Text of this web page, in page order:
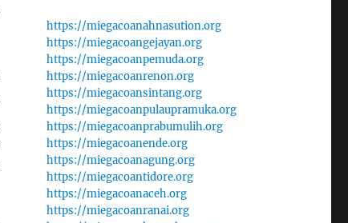
https://miegacoanahnasution.org
https://miegacoangejayan.org
https://miegacoanpemuda.org
https://miegacoanrenon.org
https://miegacoansintang.org
https://miegacoanpulaupramuka.org
https://miegacoanprabumulih.org
https://miegacoanende.org
https://miegacoanagung.org
https://miegacoantidore.org
https://miegacoanaceh.org
https://miegacoanranai.org